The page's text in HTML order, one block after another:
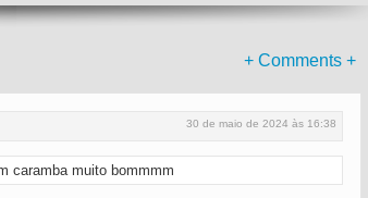
+ Comments +
30 de maio de 2024 às 16:38
caramba muito bommmm